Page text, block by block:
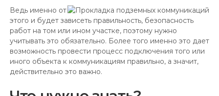
Ведь именно от
этого и будет зависеть правильность, безопасность
работ на том или ином участке, поэтому нужно
учитывать это обязательно. Более того именно это дает
возможность провести процесс подключения того или
иного объекта к коммуникациям правильно, а значит,
действительно это важно.